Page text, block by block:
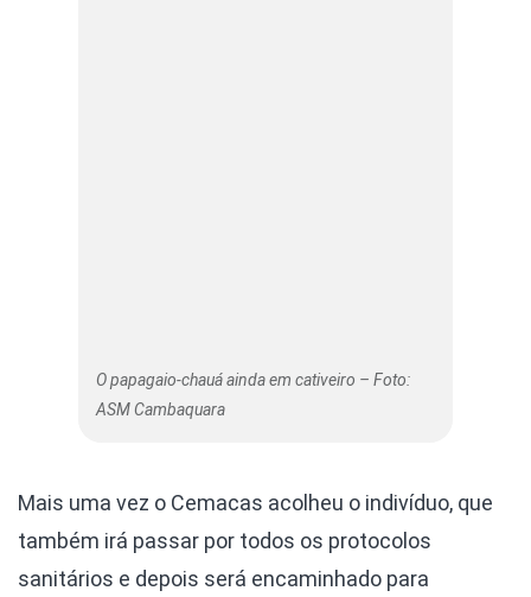
O papagaio-chauá ainda em cativeiro – Foto:
ASM Cambaquara
Mais uma vez o Cemacas acolheu o indivíduo, que
também irá passar por todos os protocolos
sanitários e depois será encaminhado para